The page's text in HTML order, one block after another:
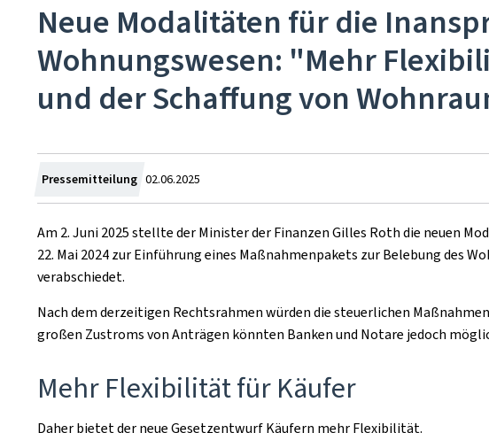
Neue Modalitäten für die
Wohnungswesen: "Mehr
und der Schaffung von
Pressemitteilung Zum
02.06.2025
Am 2. Juni 2025 stellte der Minister der Finanzen Gilles Roth die neuen
22. Mai 2024 zur Einführung eines Maßnahmenpakets zur Belebung des
verabschiedet.
Nach dem derzeitigen Rechtsrahmen würden die steuerlichen
großen Zustroms von Anträgen könnten Banken und Notare jedoch
Mehr Flexibilität für Käufer
Daher bietet der neue Gesetzentwurf Käufern mehr Flexibilität.